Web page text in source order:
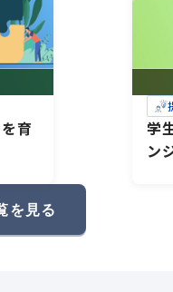
育
学
ン
を見る